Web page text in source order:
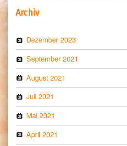
Archiv
Dezember 2023
September 2021
August 2021
Juli 2021
Mai 2021
April 2021